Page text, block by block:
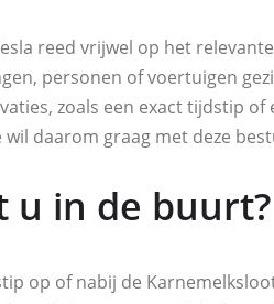
reed vrijwel op het
personen of voertuigen
zoals een exact tijdstip
daarom graag met deze
in de
op of nabij de